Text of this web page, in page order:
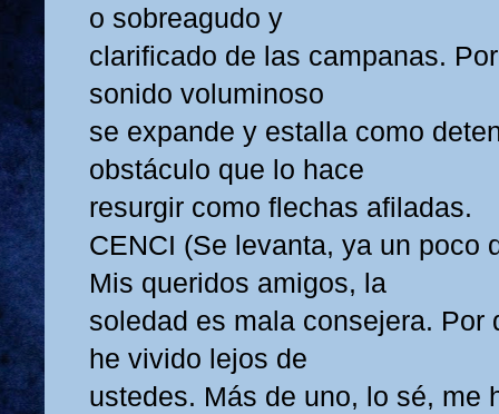
o sobreagudo y
clarificado de las campanas.
sonido voluminoso
se expande y estalla como
obstáculo que lo hace
resurgir como flechas afiladas.
CENCI (Se levanta, ya un poco
Mis queridos amigos, la
soledad es mala consejera. Por
he vivido lejos de
ustedes. Más de uno, lo sé, me